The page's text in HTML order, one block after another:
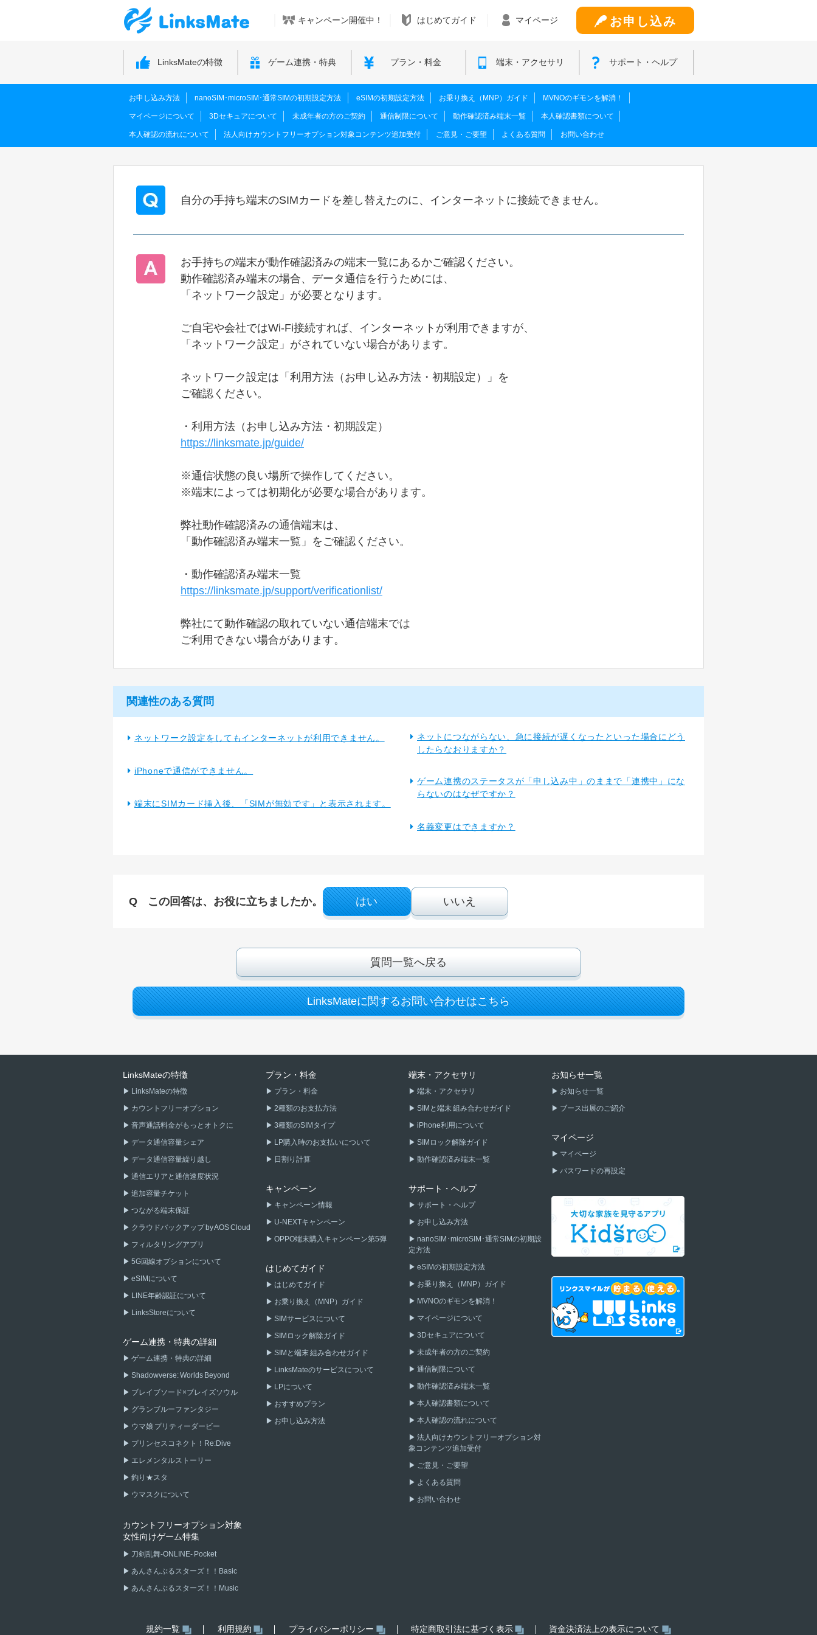
キャンペーン開催中！ はじめてガイド マイページ お申し込み
LinksMateの特徴 ゲーム連携・特典 プラン・料金 端末・アクセサリ サポート・ヘルプ
お申し込み方法 nanoSIM･microSIM･通常SIMの初期設定方法 eSIMの初期設定方法 お乗り換え（MNP）ガイド MVNOのギモンを解消！
マイページについて 3Dセキュアについて 未成年者の方のご契約 通信制限について 動作確認済み端末一覧 本人確認書類について
本人確認の流れについて 法人向けカウントフリーオプション対象コンテンツ追加受付 ご意見・ご要望 よくある質問 お問い合わせ
自分の手持ち端末のSIMカードを差し替えたのに、インターネットに接続できません。
お手持ちの端末が動作確認済みの端末一覧にあるかご確認ください。
動作確認済み端末の場合、データ通信を行うためには、
「ネットワーク設定」が必要となります。
ご自宅や会社ではWi-Fi接続すれば、インターネットが利用できますが、
「ネットワーク設定」がされていない場合があります。
ネットワーク設定は「利用方法（お申し込み方法・初期設定）」を
ご確認ください。
・利用方法（お申し込み方法・初期設定）
https://linksmate.jp/guide/
※通信状態の良い場所で操作してください。
※端末によっては初期化が必要な場合があります。
弊社動作確認済みの通信端末は、
「動作確認済み端末一覧」をご確認ください。
・動作確認済み端末一覧
https://linksmate.jp/support/verificationlist/
弊社にて動作確認の取れていない通信端末では
ご利用できない場合があります。
関連性のある質問
ネットワーク設定をしてもインターネットが利用できません。
iPhoneで通信ができません。
端末にSIMカード挿入後、「SIMが無効です」と表示されます。
ネットにつながらない、急に接続が遅くなったといった場合にどう
したらなおりますか？
ゲーム連携のステータスが「申し込み中」のままで「連携中」にな
らないのはなぜですか？
名義変更はできますか？
この回答は、お役に立ちましたか。 はい いいえ
質問一覧へ戻る
LinksMateに関するお問い合わせはこちら
LinksMateの特徴
LinksMateの特徴
カウントフリーオプション
音声通話料金がもっとオトクに
データ通信容量シェア
データ通信容量繰り越し
通信エリアと通信速度状況
追加容量チケット
つながる端末保証
クラウドバックアップ by AOS Cloud
フィルタリングアプリ
5G回線オプションについて
eSIMについて
LINE年齢認証について
LinksStoreについて
ゲーム連携・特典の詳細
ゲーム連携・特典の詳細
Shadowverse: Worlds Beyond
ブレイブソード×ブレイズソウル
グランブルーファンタジー
ウマ娘 プリティーダービー
プリンセスコネクト！Re:Dive
エレメンタルストーリー
釣り★スタ
ウマスクについて
カウントフリーオプション対象
女性向けゲーム特集
刀剣乱舞-ONLINE- Pocket
あんさんぶるスターズ！！Basic
あんさんぶるスターズ！！Music
プラン・料金
プラン・料金
2種類のお支払方法
3種類のSIMタイプ
LP購入時のお支払いについて
日割り計算
キャンペーン
キャンペーン情報
U-NEXTキャンペーン
OPPO端末購入キャンペーン第5弾
はじめてガイド
はじめてガイド
お乗り換え（MNP）ガイド
SIMサービスについて
SIMロック解除ガイド
SIMと端末 組み合わせガイド
LinksMateのサービスについて
LPについて
おすすめプラン
お申し込み方法
端末・アクセサリ
端末・アクセサリ
SIMと端末 組み合わせガイド
iPhone利用について
SIMロック解除ガイド
動作確認済み端末一覧
サポート・ヘルプ
サポート・ヘルプ
お申し込み方法
nanoSIM･microSIM･通常SIMの初期設
定方法
eSIMの初期設定方法
お乗り換え（MNP）ガイド
MVNOのギモンを解消！
マイページについて
3Dセキュアについて
未成年者の方のご契約
通信制限について
動作確認済み端末一覧
本人確認書類について
本人確認の流れについて
法人向けカウントフリーオプション対
象コンテンツ追加受付
ご意見・ご要望
よくある質問
お問い合わせ
お知らせ一覧
お知らせ一覧
ブース出展のご紹介
マイページ
マイページ
パスワードの再設定
規約一覧 利用規約 プライバシーポリシー 特定商取引法に基づく表示 資金決済法上の表示について